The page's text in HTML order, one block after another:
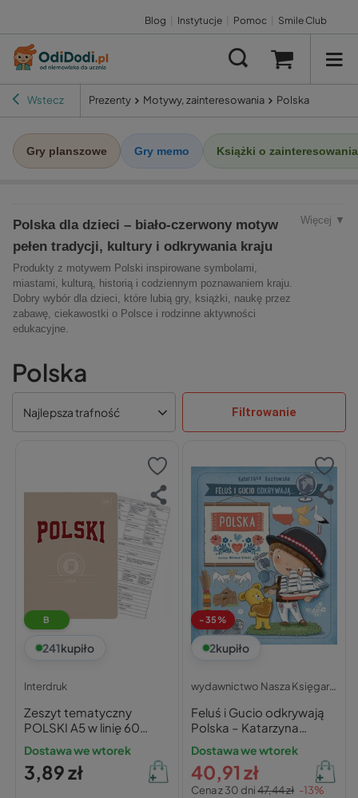
Blog Instytucje Pomoc Smile Club
Wstecz Prezenty Motywy, zainteresowania Polska
Gry planszowe Gry memo Książki o
Polska dla dzieci – biało-czerwony motyw
pełen tradycji, kultury i odkrywania kraju
Produkty z motywem Polski inspirowane symbolami,
miastami, kulturą, historią i codziennym poznawaniem kraju.
Dobry wybór dla dzieci, które lubią gry, książki, naukę przez
zabawę, ciekawostki o Polsce i rodzinne aktywności
edukacyjne.
Więcej ▼
Polska
Najlepsza trafność Filtrowanie
B
241kupiło
Interdruk
Zeszyt tematyczny
POLSKI A5 w linię 60
kartek INTERDRUK
(ściąga)
Dostawa we wtorek
3,89 zł
-35%
2kupiło
wydawnictwo Nasza Księgarnia
Feluś i Gucio odkrywają
Polska – Katarzyna
Kozłowska
Dostawa we wtorek
Cena z 30 dni47,44 zł -13%
40,91 zł